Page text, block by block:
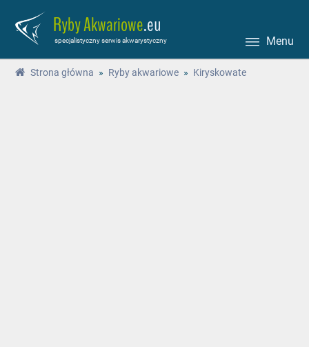
Ryby Akwariowe.eu
specjalistyczny serwis akwarystyczny Menu
Strona główna » Ryby akwariowe » Kiryskowate